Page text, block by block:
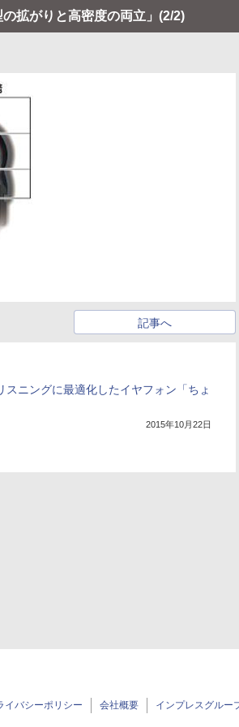
拡がりと高密度の両立」 (2/2)
記事へ
スニングに最適化したイヤフォン「ちょ
2015年10月22日
イバシーポリシー 会社概要 インプレスグルー